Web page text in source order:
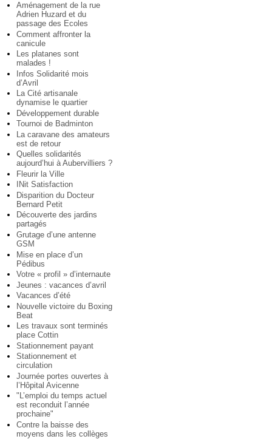
Aménagement de la rue
Adrien Huzard et du
passage des Ecoles
Comment affronter la
canicule
Les platanes sont
malades !
Infos Solidarité mois
d’Avril
La Cité artisanale
dynamise le quartier
Développement durable
Tournoi de Badminton
La caravane des amateurs
est de retour
Quelles solidarités
aujourd’hui à Aubervilliers ?
Fleurir la Ville
INit Satisfaction
Disparition du Docteur
Bernard Petit
Découverte des jardins
partagés
Grutage d’une antenne
GSM
Mise en place d’un
Pédibus
Votre « profil » d’internaute
Jeunes : vacances d’avril
Vacances d’été
Nouvelle victoire du Boxing
Beat
Les travaux sont terminés
place Cottin
Stationnement payant
Stationnement et
circulation
Journée portes ouvertes à
l’Hôpital Avicenne
"L’emploi du temps actuel
est reconduit l’année
prochaine"
Contre la baisse des
moyens dans les collèges